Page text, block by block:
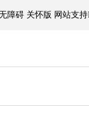
5～6级；其他垦
障碍 关怀版 网站支